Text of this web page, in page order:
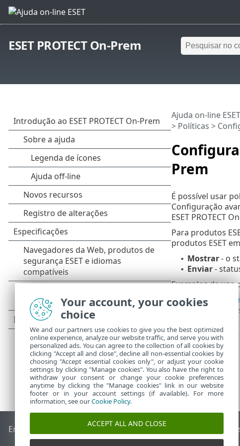
ESET PROTECT On-Prem
Prem
Ajuda on-line ESET
> Políticas >
É possível usar
Configuração
ESET PROTECT
Para produtos
produtos ESET em
• Mostrar- o
• Enviar-
Exemplos de uso
• ESET
End of Life Base de conhecimento ESETFórum ESET ESET
Your account, your cookies
choice
We and our partners use cookies to give you the best optimized
online experience, analyze our website traffic, and serve you with
personalized ads. You can agree to the collection of all cookies by
clicking "Accept all and close", decline all non-essential cookies by
choosing "Accept essential cookies only", or adjust your cookie
settings by clicking "Manage cookies". You also have the right to
withdraw your consent or change your cookie preferences
anytime by clicking the "Manage cookies" link in our website
footer or in your account settings (if available). For more
information, see ourCookie Policy.
ACCEPT ALL AND CLOSE